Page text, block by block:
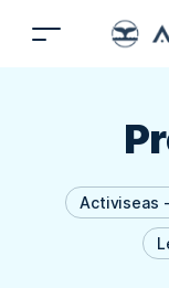
Activiseas